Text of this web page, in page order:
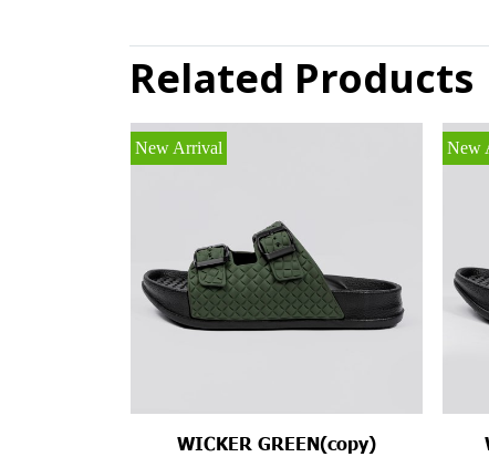
Related Products
New Arrival
WICKER GREEN(copy)
New